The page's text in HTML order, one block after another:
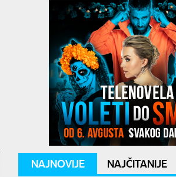
NAJNOVIJE NAJČITANIJE